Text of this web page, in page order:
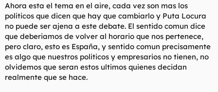
Ahora esta el tema en el aire, cada vez son mas los
politicos que dicen que hay que cambiarlo y Puta Locura
no puede ser ajena a este debate. El sentido comun dice
que deberiamos de volver al horario que nos pertenece,
pero claro, esto es España, y sentido comun precisamente
es algo que nuestros politicos y empresarios no tienen, no
olvidemos que seran estos ultimos quienes decidan
realmente que se hace.